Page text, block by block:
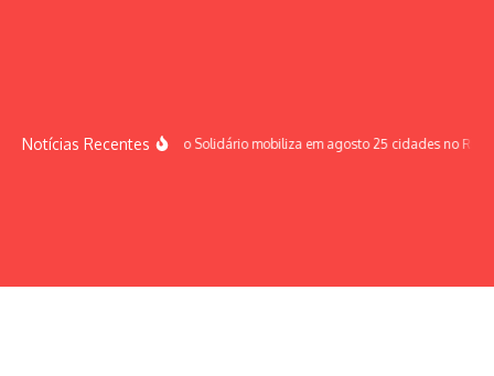
Notícias RecentesSábado Solidário mobiliza em agosto 25 cidades no Rio